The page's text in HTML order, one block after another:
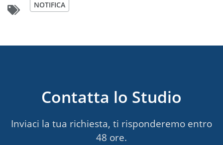
NOTIFICA
Contatta lo Studio
Inviaci la tua richiesta, ti risponderemo entro
48 ore.